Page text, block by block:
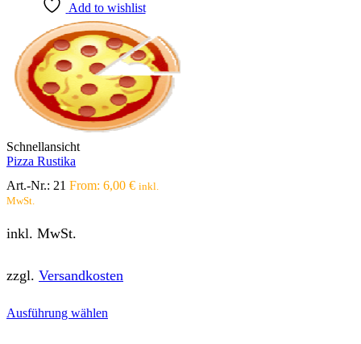
weist
mehrere
Varianten
auf.
Die
Optionen
können
auf
der
Add to wishlist
Schnellansicht
Pizza Rustika
Art.-Nr.: 21 From: 6,00 € inkl.
MwSt.
inkl. MwSt.
zzgl. Versandkosten
Ausführung wählen